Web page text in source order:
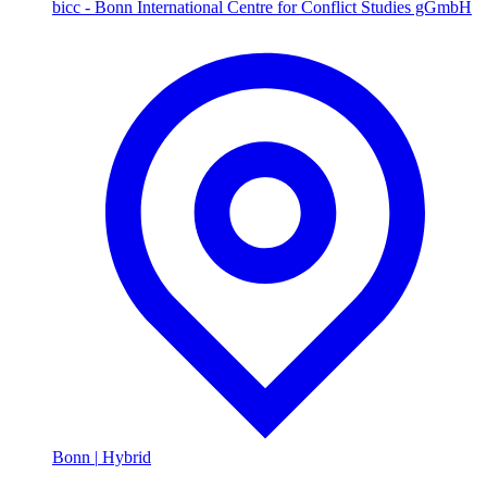
bicc - Bonn International Centre for Conflict Studies gGmbH
Bonn | Hybrid